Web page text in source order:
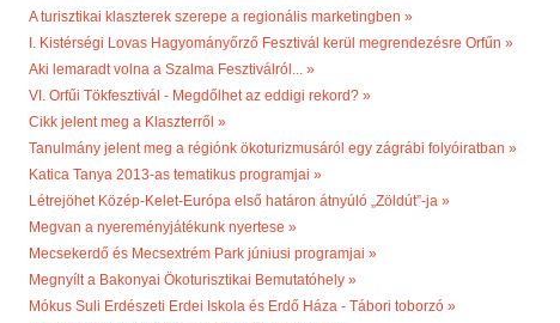
A turisztikai klaszterek szerepe a regionális marketingben »
I. Kistérségi Lovas Hagyományőrző Fesztivál kerül megrendezésre Orfűn »
Aki lemaradt volna a Szalma Fesztiválról... »
VI. Orfűi Tökfesztivál - Megdőlhet az eddigi rekord? »
Cikk jelent meg a Klaszterről »
Tanulmány jelent meg a régiónk ökoturizmusáról egy zágrábi folyóiratban »
Katica Tanya 2013-as tematikus programjai »
Létrejöhet Közép-Kelet-Európa első határon átnyúló „Zöldút”-ja »
Megvan a nyereményjátékunk nyertese »
Mecsekerdő és Mecsextrém Park júniusi programjai »
Megnyílt a Bakonyai Ökoturisztikai Bemutatóhely »
Mókus Suli Erdészeti Erdei Iskola és Erdő Háza - Tábori toborzó »